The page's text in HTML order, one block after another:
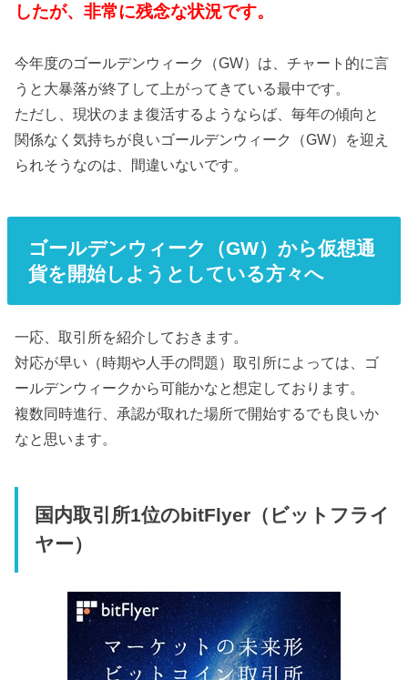
したが、非常に残念な状況です。
今年度のゴールデンウィーク（GW）は、チャート的に言
うと大暴落が終了して上がってきている最中です。
ただし、現状のまま復活するようならば、毎年の傾向と
関係なく気持ちが良いゴールデンウィーク（GW）を迎え
られそうなのは、間違いないです。
ゴールデンウィーク（GW）から仮想通
貨を開始しようとしている方々へ
一応、取引所を紹介しておきます。
対応が早い（時期や人手の問題）取引所によっては、ゴ
ールデンウィークから可能かなと想定しております。
複数同時進行、承認が取れた場所で開始するでも良いか
なと思います。
国内取引所1位のbitFlyer（ビットフライ
ヤー）